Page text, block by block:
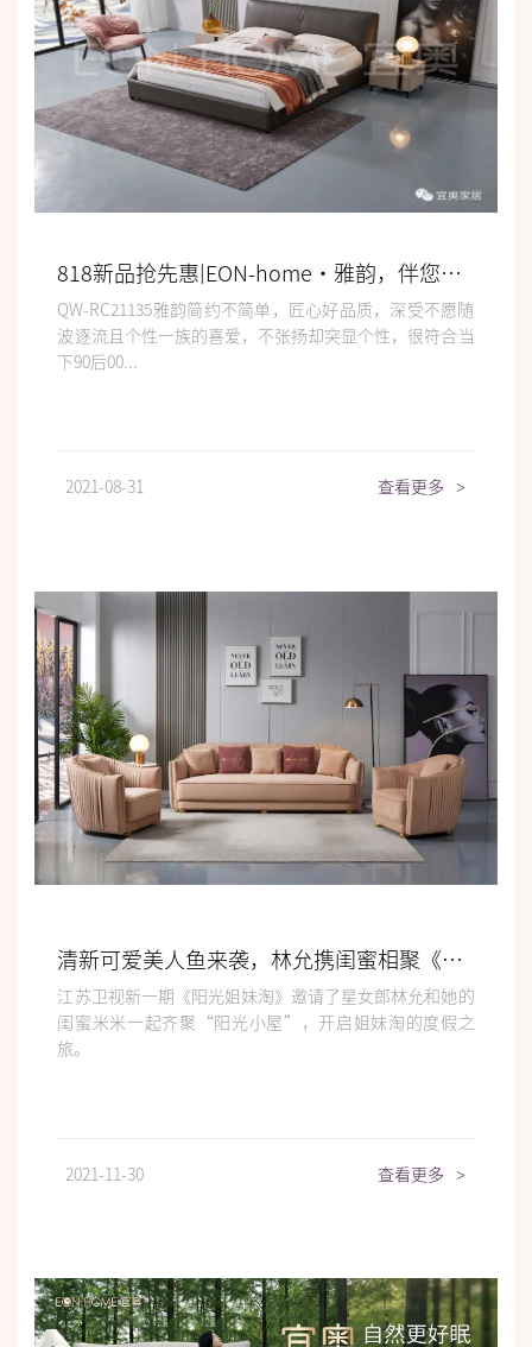
818新品抢先惠|EON-home•雅韵，伴您安然入睡
QW-RC21135雅韵简约不简单，匠心好品质，深受不愿随
波逐流且个性一族的喜爱，不张扬却突显个性，很符合当
下90后00...
2021-08-31 查看更多 >
清新可爱美人鱼来袭，林允携闺蜜相聚《阳光姐妹淘》
江苏卫视新一期《阳光姐妹淘》邀请了星女郎林允和她的
闺蜜米米一起齐聚“阳光小屋”，开启姐妹淘的度假之
旅。
2021-11-30 查看更多 >